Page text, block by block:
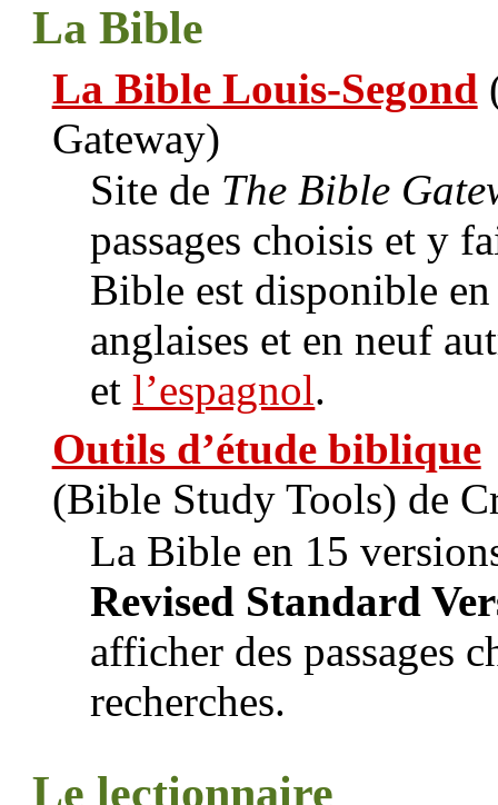
La Bible
La Bible Louis-Segond
Gateway)
Site de The Bible
passages choisis et y
Bible est disponible
anglaises et en neuf
etl’espagnol.
Outils d’étude biblique
(Bible Study Tools) de
La Bible en 15
Revised Standard
afficher des passages
recherches.
Le lectionnaire